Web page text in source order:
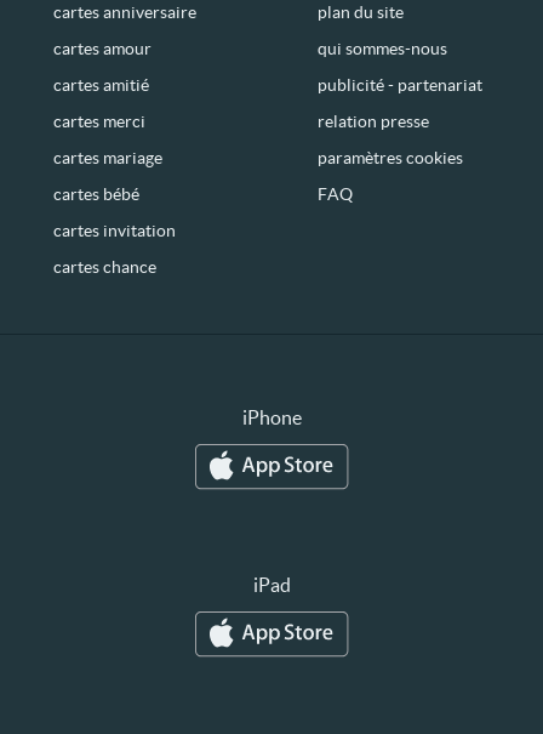
cartes anniversaire
cartes amour
cartes amitié
cartes merci
cartes mariage
cartes bébé
cartes invitation
cartes chance
plan du site
qui sommes-nous
publicité - partenariat
relation presse
paramètres cookies
FAQ
iPhone
iPad